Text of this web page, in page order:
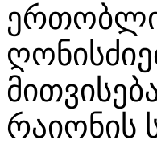
რაიონის